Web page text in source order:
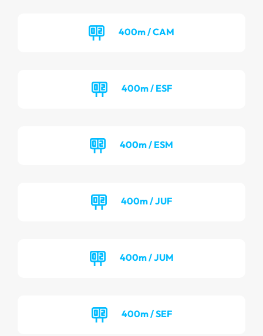
400m / CAM
400m / ESF
400m / ESM
400m / JUF
400m / JUM
400m / SEF